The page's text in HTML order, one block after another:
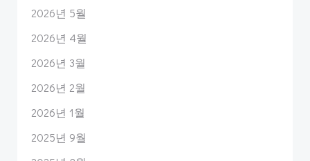
2026년 5월
2026년 4월
2026년 3월
2026년 2월
2026년 1월
2025년 9월